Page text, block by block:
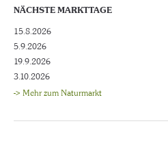
NÄCHSTE MARKTTAGE
15.8.2026
5.9.2026
19.9.2026
3.10.2026
-> Mehr zum Naturmarkt